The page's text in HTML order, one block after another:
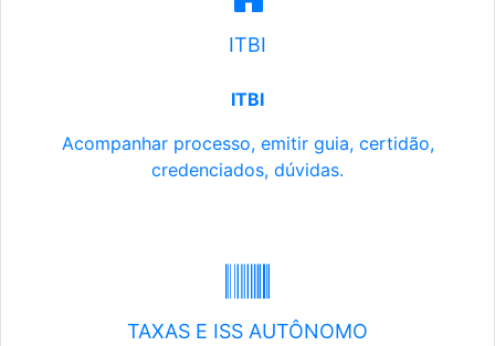
ITBI
ITBI
Acompanhar processo, emitir guia, certidão,
credenciados, dúvidas.
TAXAS E ISS AUTÔNOMO